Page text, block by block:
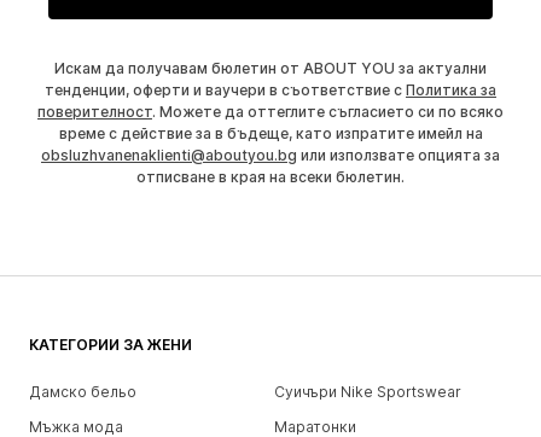
Искам да получавам бюлетин от ABOUT YOU за актуални
тенденции, оферти и ваучери в съответствие с Политика за
поверителност. Можете да оттеглите съгласието си по всяко
време с действие за в бъдеще, като изпратите имейл на
obsluzhvanenaklienti@aboutyou.bg или използвате опцията за
отписване в края на всеки бюлетин.
КАТЕГОРИИ ЗА ЖЕНИ
Дамско бельо
Суичъри Nike Sportswear
Мъжка мода
Маратонки